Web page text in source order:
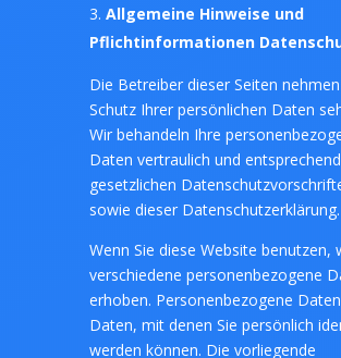
Allgemeine Hinweise und
Pflichtinformationen
Die Betreiber dieser Seiten
Schutz Ihrer persönlichen Daten
Wir behandeln Ihre
Daten vertraulich und
gesetzlichen
sowie dieser Datenschutzerklärung.
Wenn Sie diese Website benutzen,
verschiedene personenbezogene
erhoben. Personenbezogene
Daten, mit denen Sie persönlich
werden können. Die vorliegende